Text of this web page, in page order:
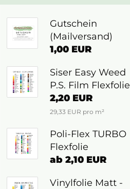
Gutschein
(Mailversand)
1,00 EUR
Siser Easy Weed
P.S. Film Flexfolie
2,20 EUR
29,33 EUR pro m²
Poli-Flex TURBO
Flexfolie
ab 2,10 EUR
Vinylfolie Matt -